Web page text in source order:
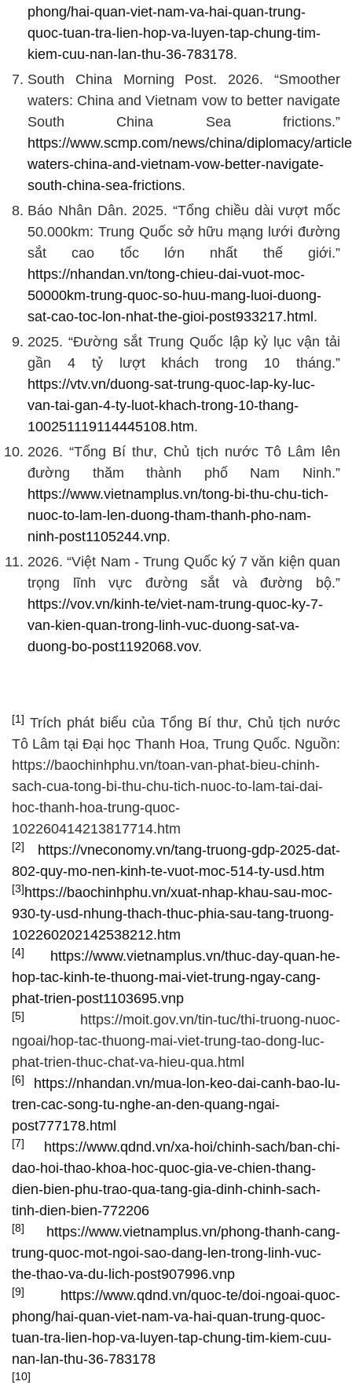
phong/hai-quan-viet-nam-va-hai-quan-trung-
quoc-tuan-tra-lien-hop-va-luyen-tap-chung-tim-
kiem-cuu-nan-lan-thu-36-783178.
South China Morning Post. 2026. “Smoother
waters: China and Vietnam vow to better navigate
South China Sea frictions.”
https://www.scmp.com/news/china/diplomacy/
waters-china-and-vietnam-vow-better-navigate-
south-china-sea-frictions.
Báo Nhân Dân. 2025. “Tổng chiều dài vượt mốc
50.000km: Trung Quốc sở hữu mạng lưới đường
sắt cao tốc lớn nhất thế giới.”
https://nhandan.vn/tong-chieu-dai-vuot-moc-
50000km-trung-quoc-so-huu-mang-luoi-duong-
sat-cao-toc-lon-nhat-the-gioi-post933217.html .
2025. “Đường sắt Trung Quốc lập kỷ lục vận tải
gần 4 tỷ lượt khách trong 10 tháng.”
https://vtv.vn/duong-sat-trung-quoc-lap-ky-luc-
van-tai-gan-4-ty-luot-khach-trong-10-thang-
100251119114445108.htm.
2026. “Tổng Bí thư, Chủ tịch nước Tô Lâm lên
đường thăm thành phố Nam Ninh.”
https://www.vietnamplus.vn/tong-bi-thu-chu-tich-
nuoc-to-lam-len-duong-tham-thanh-pho-nam-
ninh-post1105244.vnp.
2026. “Việt Nam - Trung Quốc ký 7 văn kiện quan
trọng lĩnh vực đường sắt và đường bộ.”
https://vov.vn/kinh-te/viet-nam-trung-quoc-ky-7-
van-kien-quan-trong-linh-vuc-duong-sat-va-
duong-bo-post1192068.vov.
[1] Trích phát biểu của Tổng Bí thư, Chủ tịch nước
Tô Lâm tại Đại học Thanh Hoa, Trung Quốc. Nguồn:
https://baochinhphu.vn/toan-van-phat-bieu-chinh-
sach-cua-tong-bi-thu-chu-tich-nuoc-to-lam-tai-dai-
hoc-thanh-hoa-trung-quoc-
102260414213817714.htm
[2]
https://vneconomy.vn/tang-truong-gdp-2025-dat-
802-quy-mo-nen-kinh-te-vuot-moc-514-ty-usd.htm
[3] https://baochinhphu.vn/xuat-nhap-khau-sau-moc-
930-ty-usd-nhung-thach-thuc-phia-sau-tang-truong-
102260202142538212.htm
[4]
https://www.vietnamplus.vn/thuc-day-quan-he-
hop-tac-kinh-te-thuong-mai-viet-trung-ngay-cang-
phat-trien-post1103695.vnp
[5]
https://moit.gov.vn/tin-tuc/thi-truong-nuoc-
ngoai/hop-tac-thuong-mai-viet-trung-tao-dong-luc-
phat-trien-thuc-chat-va-hieu-qua.html
[6]
https://nhandan.vn/mua-lon-keo-dai-canh-bao-lu-
tren-cac-song-tu-nghe-an-den-quang-ngai-
post777178.html
[7]
https://www.qdnd.vn/xa-hoi/chinh-sach/ban-chi-
dao-hoi-thao-khoa-hoc-quoc-gia-ve-chien-thang-
dien-bien-phu-trao-qua-tang-gia-dinh-chinh-sach-
tinh-dien-bien-772206
[8]
https://www.vietnamplus.vn/phong-thanh-cang-
trung-quoc-mot-ngoi-sao-dang-len-trong-linh-vuc-
the-thao-va-du-lich-post907996.vnp
[9]
https://www.qdnd.vn/quoc-te/doi-ngoai-quoc-
phong/hai-quan-viet-nam-va-hai-quan-trung-quoc-
tuan-tra-lien-hop-va-luyen-tap-chung-tim-kiem-cuu-
nan-lan-thu-36-783178
[10]